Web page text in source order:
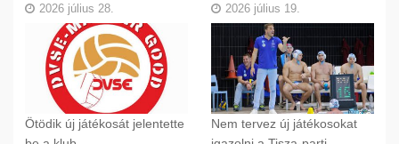
2026 július 28.
Ötödik új játékosát jelentette
2026 július 19.
Nem tervez új játékosokat